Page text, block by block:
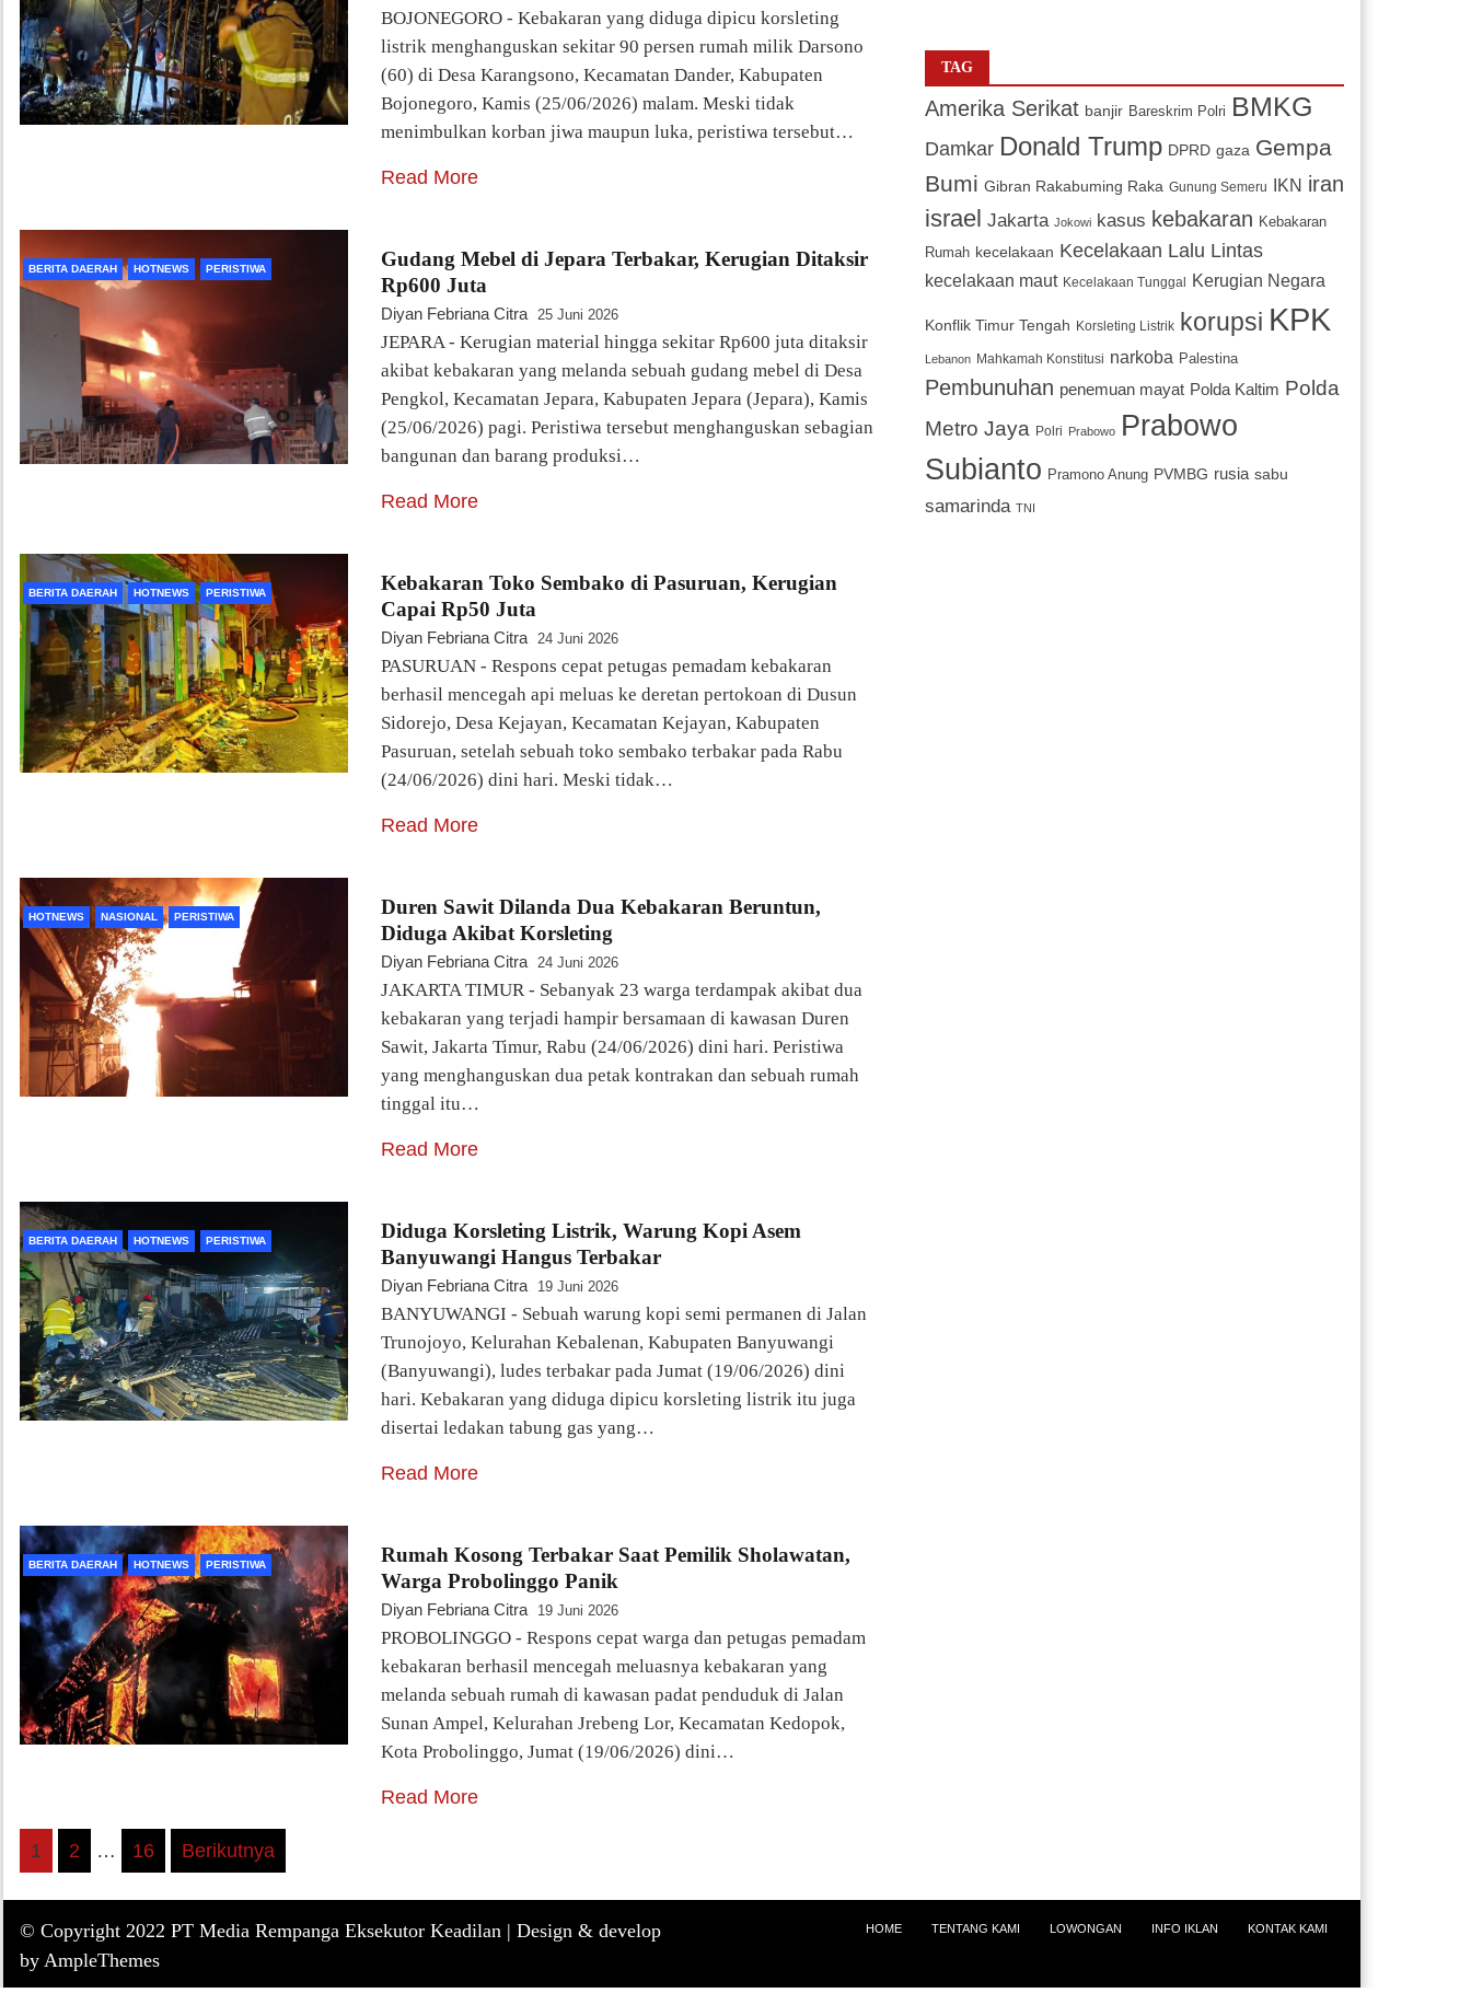
BOJONEGORO - Kebakaran yang diduga dipicu korsleting
listrik menghanguskan sekitar 90 persen rumah milik Darsono
(60) di Desa Karangsono, Kecamatan Dander, Kabupaten
Bojonegoro, Kamis (25/06/2026) malam. Meski tidak
menimbulkan korban jiwa maupun luka, peristiwa tersebut…
Read More
BERITA DAERAH HOTNEWS PERISTIWA
Gudang Mebel di Jepara Terbakar, Kerugian Ditaksir
Rp600 Juta
Diyan Febriana Citra 25 Juni 2026
JEPARA - Kerugian material hingga sekitar Rp600 juta ditaksir
akibat kebakaran yang melanda sebuah gudang mebel di Desa
Pengkol, Kecamatan Jepara, Kabupaten Jepara (Jepara), Kamis
(25/06/2026) pagi. Peristiwa tersebut menghanguskan sebagian
bangunan dan barang produksi…
Read More
BERITA DAERAH HOTNEWS PERISTIWA
Kebakaran Toko Sembako di Pasuruan, Kerugian
Capai Rp50 Juta
Diyan Febriana Citra 24 Juni 2026
PASURUAN - Respons cepat petugas pemadam kebakaran
berhasil mencegah api meluas ke deretan pertokoan di Dusun
Sidorejo, Desa Kejayan, Kecamatan Kejayan, Kabupaten
Pasuruan, setelah sebuah toko sembako terbakar pada Rabu
(24/06/2026) dini hari. Meski tidak…
Read More
HOTNEWS NASIONAL PERISTIWA
Duren Sawit Dilanda Dua Kebakaran Beruntun,
Diduga Akibat Korsleting
Diyan Febriana Citra 24 Juni 2026
JAKARTA TIMUR - Sebanyak 23 warga terdampak akibat dua
kebakaran yang terjadi hampir bersamaan di kawasan Duren
Sawit, Jakarta Timur, Rabu (24/06/2026) dini hari. Peristiwa
yang menghanguskan dua petak kontrakan dan sebuah rumah
tinggal itu…
Read More
BERITA DAERAH HOTNEWS PERISTIWA
Diduga Korsleting Listrik, Warung Kopi Asem
Banyuwangi Hangus Terbakar
Diyan Febriana Citra 19 Juni 2026
BANYUWANGI - Sebuah warung kopi semi permanen di Jalan
Trunojoyo, Kelurahan Kebalenan, Kabupaten Banyuwangi
(Banyuwangi), ludes terbakar pada Jumat (19/06/2026) dini
hari. Kebakaran yang diduga dipicu korsleting listrik itu juga
disertai ledakan tabung gas yang…
Read More
BERITA DAERAH HOTNEWS PERISTIWA
Rumah Kosong Terbakar Saat Pemilik Sholawatan,
Warga Probolinggo Panik
Diyan Febriana Citra 19 Juni 2026
PROBOLINGGO - Respons cepat warga dan petugas pemadam
kebakaran berhasil mencegah meluasnya kebakaran yang
melanda sebuah rumah di kawasan padat penduduk di Jalan
Sunan Ampel, Kelurahan Jrebeng Lor, Kecamatan Kedopok,
Kota Probolinggo, Jumat (19/06/2026) dini…
Read More
Paginasi
pos
1 2 … 16 Berikutnya
TAG
Amerika Serikat banjir Bareskrim Polri BMKG
Damkar Donald Trump DPRD gaza Gempa
Bumi Gibran Rakabuming Raka Gunung Semeru IKN iran
israel Jakarta Jokowi kasus kebakaran Kebakaran
Rumah kecelakaan Kecelakaan Lalu Lintas
kecelakaan maut Kecelakaan Tunggal Kerugian Negara
Konflik Timur Tengah Korsleting Listrik korupsi KPK
Lebanon Mahkamah Konstitusi narkoba Palestina
Pembunuhan penemuan mayat Polda Kaltim Polda
Metro Jaya
Polri Prabowo
Prabowo
Subianto Pramono Anung PVMBG rusia sabu
samarinda TNI
© Copyright 2022 PT Media Rempanga Eksekutor Keadilan | Design & develop
by AmpleThemes
HOME TENTANG KAMI LOWONGAN INFO IKLAN KONTAK KAMI